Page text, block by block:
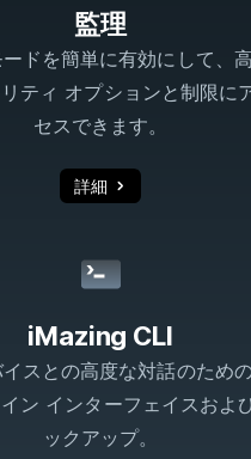
監理
ドを簡単に有効にして、
ティ オプションと制限に
セスできます。
詳細
iMazing CLI
スとの高度な対話のため
ン インターフェイスおよ
ックアップ。